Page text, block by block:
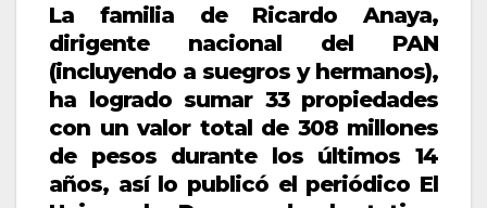
La familia de Ricardo Anaya,
dirigente nacional del PAN
(incluyendo a suegros y hermanos),
ha logrado sumar 33 propiedades
con un valor total de 308 millones
de pesos durante los últimos 14
años, así lo publicó el periódico El